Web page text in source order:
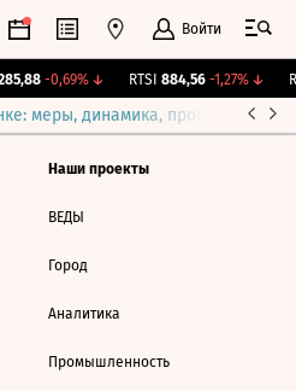
Войти
-0,69%↓ RTSI 884,56 -1,27%↓
меры, динамика, прогнозы
Наши проекты
ВЕДЫ
Город
Аналитика
Промышленность